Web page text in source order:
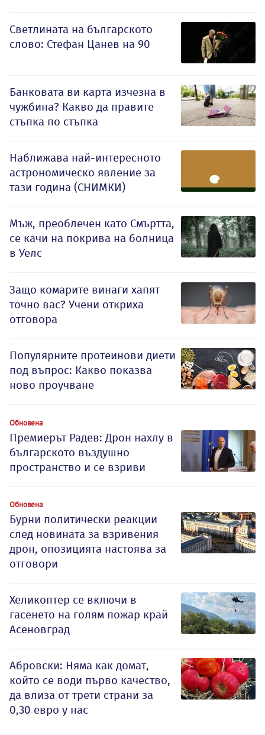
Светлината на българското
слово: Стефан Цанев на 90
Банковата ви карта изчезна в
чужбина? Какво да правите
стъпка по стъпка
Наближава най-интересното
астрономическо явление за
тази година (СНИМКИ)
Мъж, преоблечен като Смъртта,
се качи на покрива на болница
в Уелс
Защо комарите винаги хапят
точно вас? Учени откриха
отговора
Популярните протеинови диети
под въпрос: Какво показва
ново проучване
Обновена
Премиерът Радев: Дрон нахлу в
българското въздушно
пространство и се взриви
Обновена
Бурни политически реакции
след новината за взривения
дрон, опозицията настоява за
отговори
Хеликоптер се включи в
гасенето на голям пожар край
Асеновград
Абровски: Няма как домат,
който се води първо качество,
да влиза от трети страни за
0,30 евро у нас